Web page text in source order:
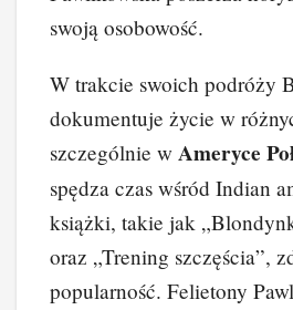
swoją osobowość.
W trakcie swoich podróży
dokumentuje życie w
szczególnie w Ameryce
spędza czas wśród Indian
książki, takie jak
oraz „Trening szczęścia”,
popularność. Felietony